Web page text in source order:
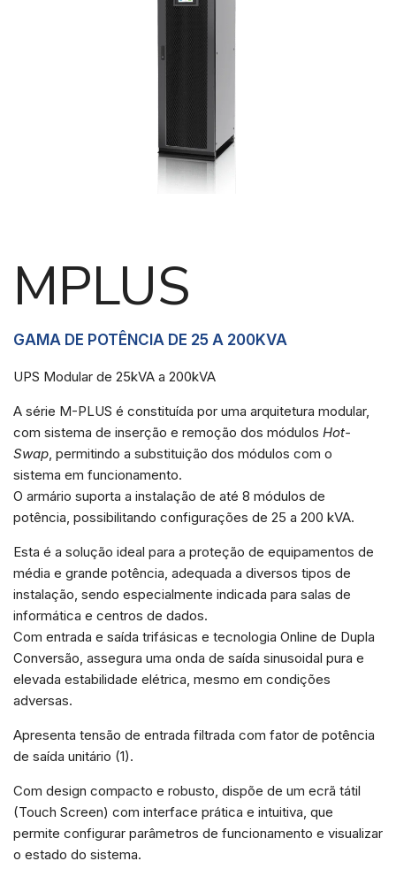
MPLUS
GAMA DE POTÊNCIA DE 25 A 200KVA
UPS Modular de 25kVA a 200kVA
A série M-PLUS é constituída por uma arquitetura modular,
com sistema de inserção e remoção dos módulos Hot-
Swap, permitindo a substituição dos módulos com o
sistema em funcionamento.
O armário suporta a instalação de até 8 módulos de
potência, possibilitando configurações de 25 a 200 kVA.
Esta é a solução ideal para a proteção de equipamentos de
média e grande potência, adequada a diversos tipos de
instalação, sendo especialmente indicada para salas de
informática e centros de dados.
Com entrada e saída trifásicas e tecnologia Online de Dupla
Conversão, assegura uma onda de saída sinusoidal pura e
elevada estabilidade elétrica, mesmo em condições
adversas.
Apresenta tensão de entrada filtrada com fator de potência
de saída unitário (1).
Com design compacto e robusto, dispõe de um ecrã tátil
(Touch Screen) com interface prática e intuitiva, que
permite configurar parâmetros de funcionamento e visualizar
o estado do sistema.
Necessárias
Para que
e estrutura do
site, com
base na forma
de utilização
Experiência
nosso site
funcione o
possível
visita. Se
recusar esses
cookies,
algumas
funcionalidades
Ao compartilhar
os seus
comportamento